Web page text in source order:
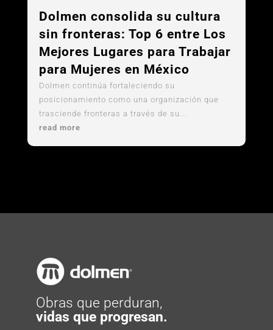
Dolmen consolida su cultura
sin fronteras: Top 6 entre Los
Mejores Lugares para Trabajar
para Mujeres en México
Dolmen continúa fortaleciendo su
posicionamiento como una organización que
trasciende fronteras a través de su...
read more
Obras que perduran,
vidas que progresan.